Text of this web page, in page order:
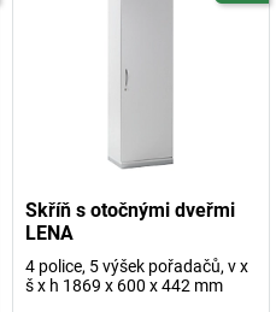
Skříň s otočnými dveřmi
LENA
4 police, 5 výšek pořadačů, v x
š x h 1869 x 600 x 442 mm